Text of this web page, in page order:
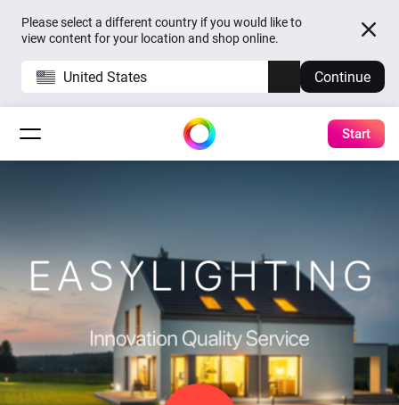
Please select a different country if you would like to
view content for your location and shop online.
United States Continue
Start